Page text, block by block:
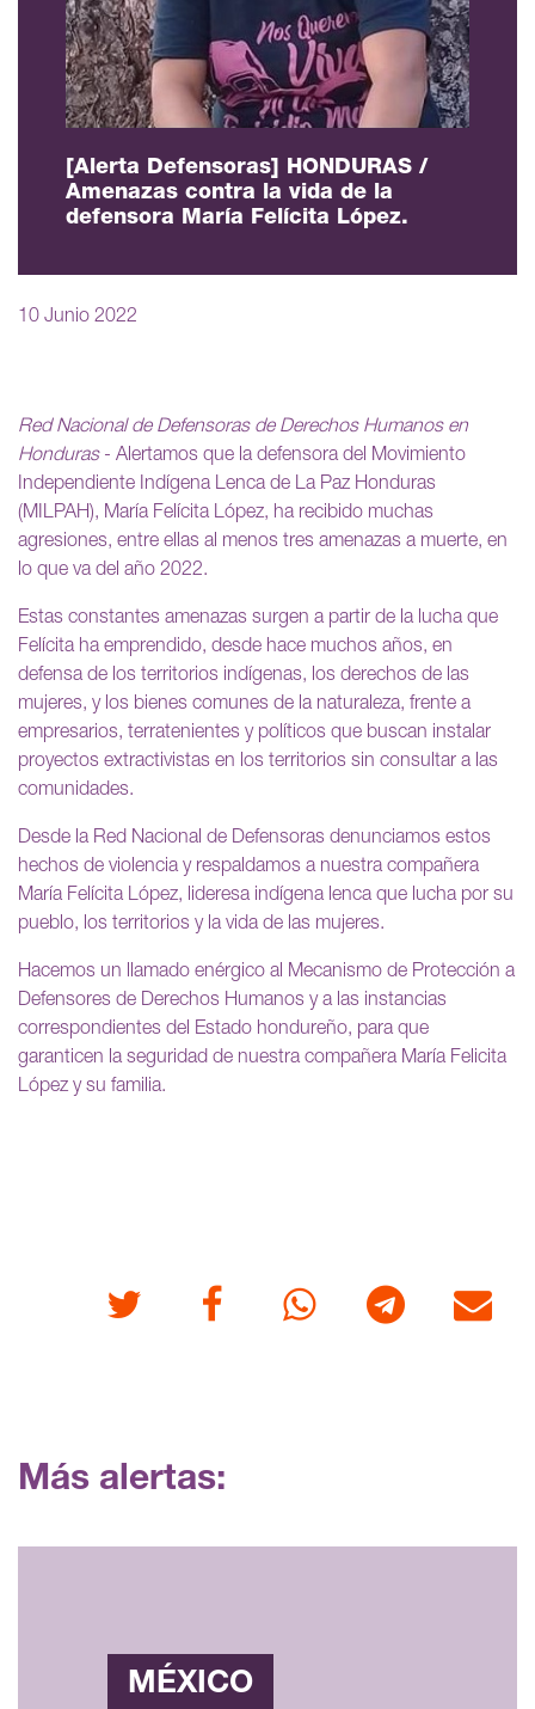
[Alerta Defensoras] HONDURAS /
Amenazas contra la vida de la
defensora María Felícita López.
10 Junio 2022
Red Nacional de Defensoras de Derechos Humanos en
Honduras- Alertamos que la defensora del Movimiento
Independiente Indígena Lenca de La Paz Honduras
(MILPAH), María Felícita López, ha recibido muchas
agresiones, entre ellas al menos tres amenazas a muerte, en
lo que va del año 2022.
Estas constantes amenazas surgen a partir de la lucha que
Felícita ha emprendido, desde hace muchos años, en
defensa de los territorios indígenas, los derechos de las
mujeres, y los bienes comunes de la naturaleza, frente a
empresarios, terratenientes y políticos que buscan instalar
proyectos extractivistas en los territorios sin consultar a las
comunidades.
Desde la Red Nacional de Defensoras denunciamos estos
hechos de violencia y respaldamos a nuestra compañera
María Felícita López, lideresa indígena lenca que lucha por su
pueblo, los territorios y la vida de las mujeres.
Hacemos un llamado enérgico al Mecanismo de Protección a
Defensores de Derechos Humanos y a las instancias
correspondientes del Estado hondureño, para que
garanticen la seguridad de nuestra compañera María Felicita
López y su familia.
Twitter FacebookWhatsappTelegram Correo
Más alertas:
MÉXICO